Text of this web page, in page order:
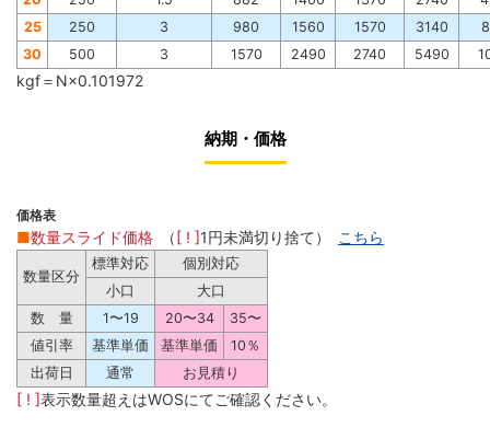
25
250 3 980 1560 1570 3140
30
500 3 1570 2490 2740 5490
kgf＝N×0.101972
納期・価格
価格表
■数量スライド価格 （[ ! ]1円未満切り捨て） こちら
数量区分
標準対応
個別対応
小口
大口
数 量
1〜19 20〜34
35〜
値引率
基準単価 基準単価
10％
出荷日
通常 お見積り
[ ! ]表示数量超えはWOSにてご確認ください。